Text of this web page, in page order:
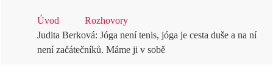
Úvod
Rozhovory
Judita Berková: Jóga není tenis, jóga je cesta duše a na ní
není začátečníků. Máme ji v sobě